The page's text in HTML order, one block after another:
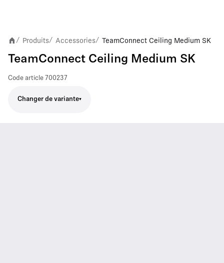
/ Produits/ Accessories/ TeamConnect Ceiling Medium SK
TeamConnect Ceiling Medium SK
Code article 700237
Changer de variante